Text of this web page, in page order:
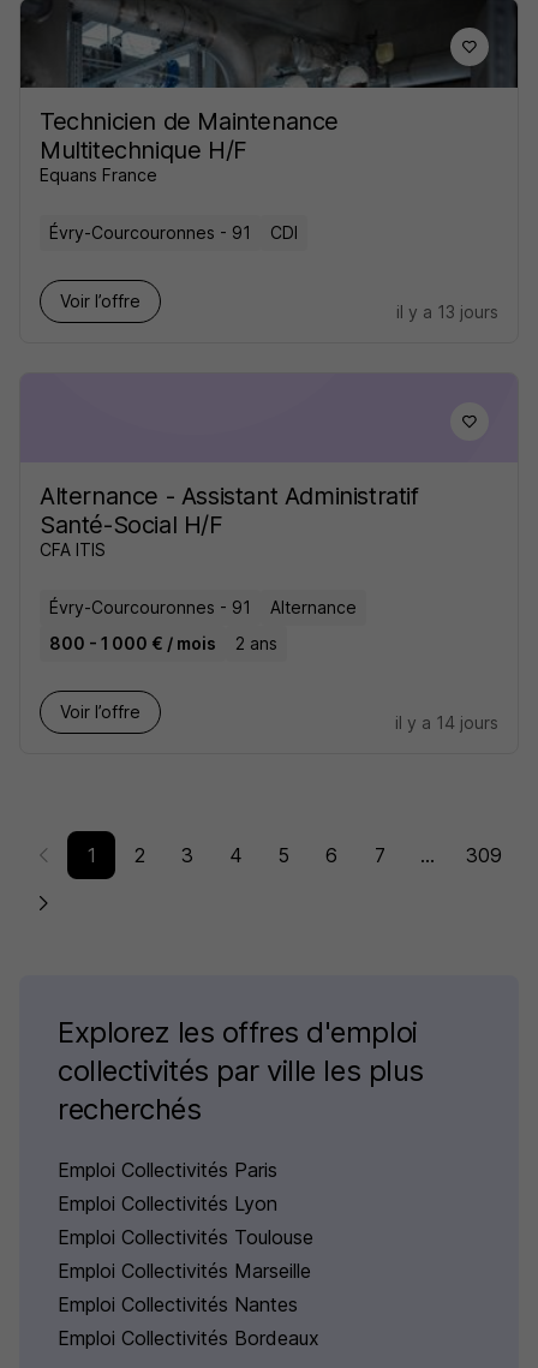
Technicien de Maintenance
Multitechnique H/F
Equans France
Évry-Courcouronnes - 91 CDI
Voir l’offre
il y a 13 jours
Alternance - Assistant Administratif
Santé-Social H/F
CFA ITIS
Évry-Courcouronnes - 91
Alternance
800 - 1 000 € / mois
2 ans
Voir l’offre
il y a 14 jours
1 2 3 4 5 6 7 ... 309
Explorez les offres d'emploi
collectivités par ville les plus
recherchés
Emploi Collectivités Paris
Emploi Collectivités Lyon
Emploi Collectivités Toulouse
Emploi Collectivités Marseille
Emploi Collectivités Nantes
Emploi Collectivités Bordeaux